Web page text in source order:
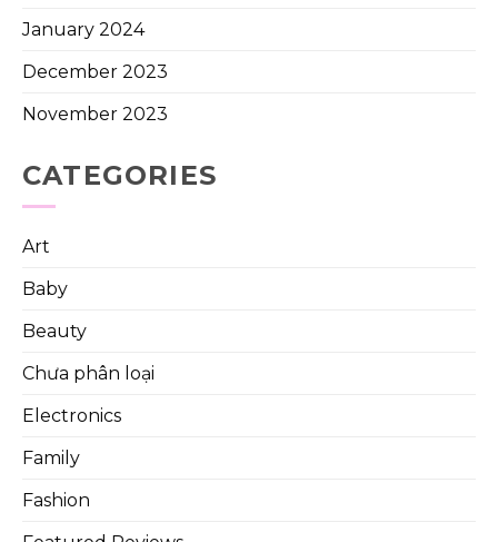
January 2024
December 2023
November 2023
CATEGORIES
Art
Baby
Beauty
Chưa phân loại
Electronics
Family
Fashion